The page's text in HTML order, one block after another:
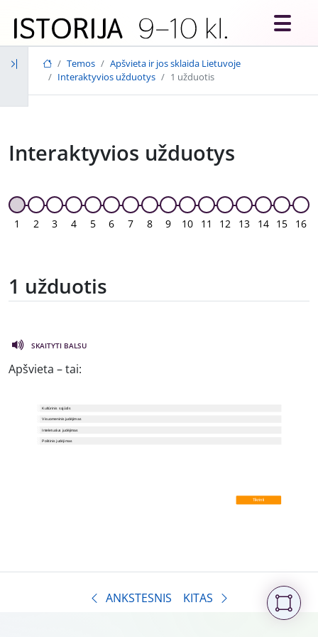
Temos
Apšvieta ir jos sklaida Lietuvoje
Interaktyvios užduotys
1 užduotis
Interaktyvios užduotys
1 2 3 4 5 6 7 8 9 10 11 12 13 14 15 16
1 užduotis
SKAITYTI BALSU
Apšvieta – tai:
ANKSTESNIS KITAS